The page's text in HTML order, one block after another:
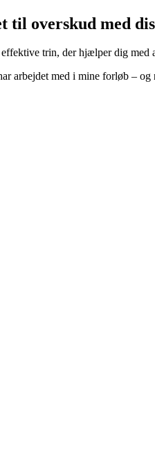
overskud med
trin, der hjælper dig
arbejdet med i mine forløb –